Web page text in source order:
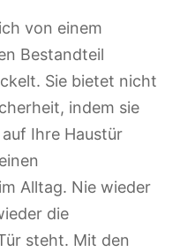
von einem
Bestandteil
Sie bietet nicht
indem sie
Ihre Haustür
Alltag. Nie wieder
die
steht. Mit den